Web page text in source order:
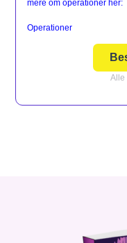
mere om operationer her:
Operationer
Alle